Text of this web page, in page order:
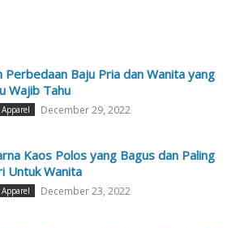
Perbedaan Baju Pria dan Wanita yang
Wajib Tahu
December 29, 2022
Kaos Polos yang Bagus dan Paling
Untuk Wanita
December 23, 2022